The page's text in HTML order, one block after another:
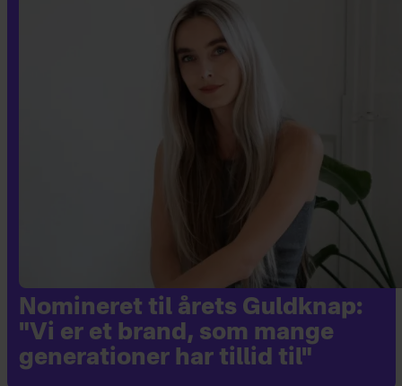
Nomineret til årets Guldknap:
"Vi er et brand, som mange
generationer har tillid til"